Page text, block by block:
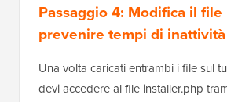
Passaggio 4: Modifica il
prevenire tempi di inattività
Una volta caricati entrambi i file sul
devi accedere al file installer.php